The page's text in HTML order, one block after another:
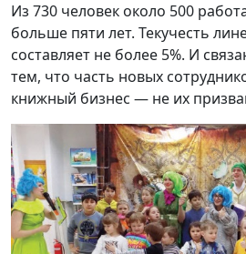
Из 730 человек около 500
больше пяти лет. Текучесть
составляет не более 5%. И
тем, что часть новых
книжный бизнес — не их